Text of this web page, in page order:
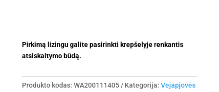
Pirkimą lizingu galite pasirinkti krepšelyje renkantis
atsiskaitymo būdą.
Produkto kodas: WA200111405 Kategorija: Vejapjovės